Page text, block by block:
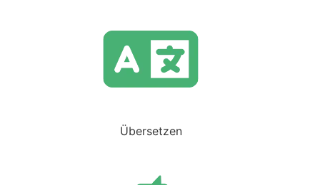
Übersetzen